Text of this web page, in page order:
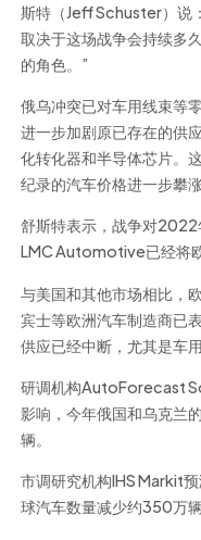
斯特（Jeff Schuster）说
取决于这场战争会持续多
的角色。”
俄乌冲突已对车用线束等
进一步加剧原已存在的供
化转化器和半导体芯片。
纪录的汽车价格进一步攀涨
舒斯特表示，战争对2022
LMC Automotive已经将
与美国和其他市场相比，
宾士等欧洲汽车制造商已
供应已经中断，尤其是车用
研调机构AutoForecast
影响，今年俄国和乌克兰
辆。
市调研究机构IHS Markit
球汽车数量减少约350万辆